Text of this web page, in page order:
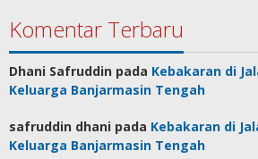
Komentar Terbaru
Dhani Safruddin pada Kebakaran di
Keluarga Banjarmasin Tengah
safruddin dhani pada Kebakaran di
Keluarga Banjarmasin Tengah